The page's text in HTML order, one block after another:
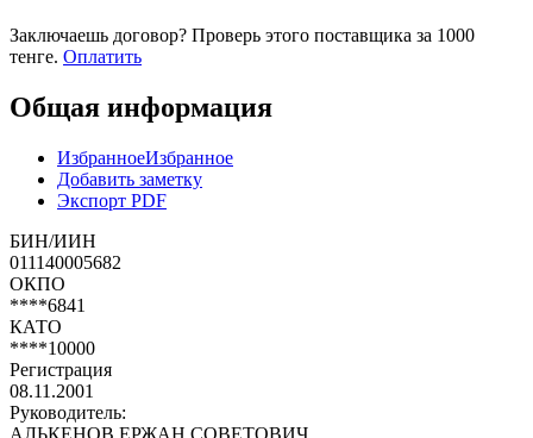
Заключаешь договор? Проверь этого поставщика за 1000
тенге. Оплатить
Общая информация
ИзбранноеИзбранное
Добавить заметку
Экспорт PDF
БИН/ИИН
011140005682
ОКПО
****6841
КАТО
****10000
Регистрация
08.11.2001
Руководитель:
АЛЬКЕНОВ ЕРЖАН СОВЕТОВИЧ